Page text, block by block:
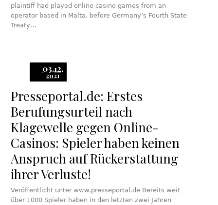
plaintiff had played online casino games from an
operator based in Malta, before Germany’s Fourth State
Treaty…
03.12.
2021
Presseportal.de: Erstes
Berufungsurteil nach
Klagewelle gegen Online-
Casinos: Spieler haben keinen
Anspruch auf Rückerstattung
ihrer Verluste!
Veröffentlicht unter www.presseportal.de Bereits weit
über 1000 Spieler haben in den letzten zwei Jahren